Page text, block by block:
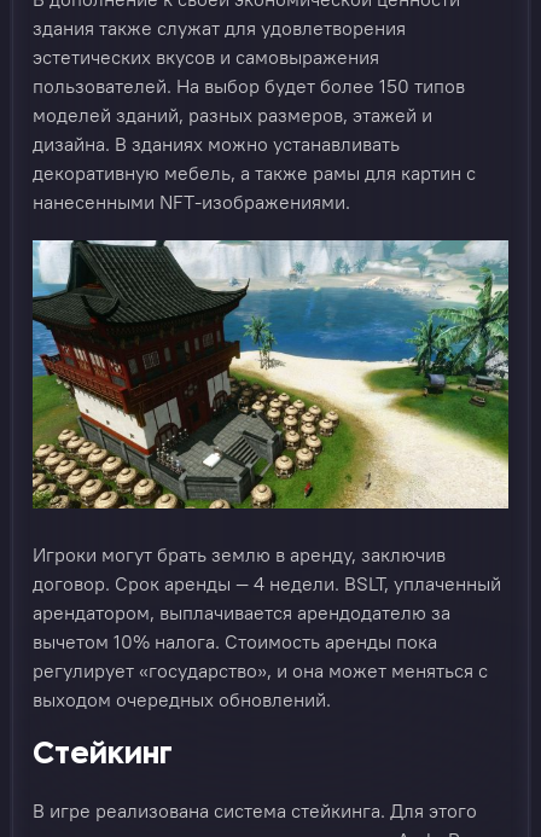
здания также служат для удовлетворения
эстетических вкусов и самовыражения
пользователей. На выбор будет более 150 типов
моделей зданий, разных размеров, этажей и
дизайна. В зданиях можно устанавливать
декоративную мебель, а также рамы для картин с
нанесенными NFT-изображениями.
Игроки могут брать землю в аренду, заключив
договор. Срок аренды — 4 недели. BSLT, уплаченный
арендатором, выплачивается арендодателю за
вычетом 10% налога. Стоимость аренды пока
регулирует «государство», и она может меняться с
выходом очередных обновлений.
Стейкинг
В игре реализована система стейкинга. Для этого